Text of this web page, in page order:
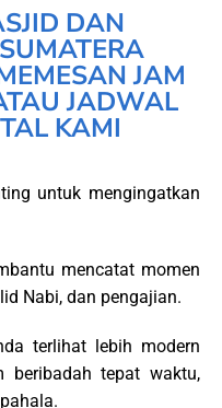
DAN
JAM
JADWAL
KAMI
untuk mengingatkan
mencatat momen
Nabi, dan pengajian.
terlihat lebih modern
beribadah tepat waktu,